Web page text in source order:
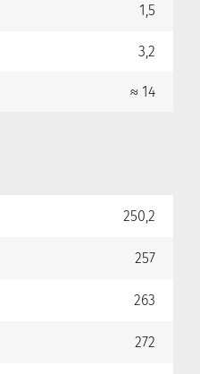
1,5
3,2
≈ 14
250,2
257
263
272